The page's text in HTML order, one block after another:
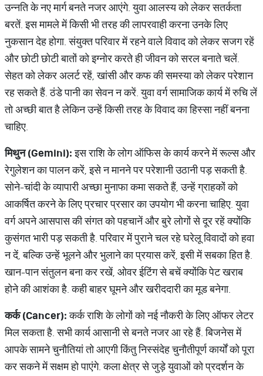
उन्नति के नए मार्ग बनते नजर आएंगे. युवा आलस्य को लेकर सतर्कता
बरतें. इस मामले में किसी भी तरह की लापरवाही करना उनके लिए
नुकसान देह होगा. संयुक्त परिवार में रहने वाले विवाद को लेकर सजग रहें
और छोटी छोटी बातों को इग्नोर करते ही जीवन को सरल बनाते चलें.
सेहत को लेकर अलर्ट रहें, खांसी और कफ की समस्या को लेकर परेशान
रह सकते हैं. ठंडे पानी का सेवन न करें. युवा वर्ग सामाजिक कार्य में रुचि लें
तो अच्छी बात है लेकिन उन्हें किसी तरह के विवाद का हिस्सा नहीं बनना
चाहिए.
मिथुन (Gemini):इस राशि के लोग ऑफिस के कार्य करने में रूल्स और
रेगुलेशन का पालन करें, इसे न मानने पर परेशानी उठानी पड़ सकती है.
सोने-चांदी के व्यापारी अच्छा मुनाफा कमा सकते हैं, उन्हें ग्राहकों को
आकर्षित करने के लिए प्रचार प्रसार का उपयोग भी करना चाहिए. युवा
वर्ग अपने आसपास की संगत को पहचानें और बुरे लोगों से दूर रहें क्योंकि
कुसंगत भारी पड़ सकती है. परिवार में पुराने चल रहे घरेलू विवादों को हवा
न दें, बल्कि उन्हें भूलने और भुलाने का प्रयास करें, इसी में सबका हित है.
खान-पान संतुलन बना कर रखें, ओवर ईटिंग से बचें क्योंकि पेट खराब
होने की आशंका है. कही बाहर घूमने और खरीददारी का मूड बनेगा.
कर्क (Cancer):कर्क राशि के लोगों को नई नौकरी के लिए ऑफर लेटर
मिल सकता है. सभी कार्य आसानी से बनते नजर आ रहे हैं. बिजनेस में
आपके सामने चुनौतियां तो आएगी किंतु निस्संदेह चुनौतीपूर्ण कार्यों को पूरा
कर सकने में सक्षम हो पाएंगे. कला क्षेत्र से जुड़े युवाओं को प्रदर्शन के